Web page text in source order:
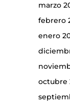
marzo
febrero
enero
octubre